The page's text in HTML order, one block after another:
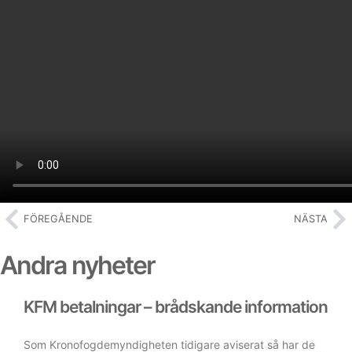
FÖREGÅENDE NÄSTA
Andra nyheter
KFM betalningar – brådskande information
Som Kronofogdemyndigheten tidigare aviserat så har de